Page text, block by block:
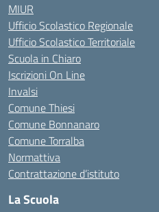
MIUR
Ufficio Scolastico Regionale
Ufficio Scolastico Territoriale
Scuola in Chiaro
Iscrizioni On Line
Invalsi
Comune Thiesi
Comune Bonnanaro
Comune Torralba
Normattiva
Contrattazione d’istituto
La Scuola